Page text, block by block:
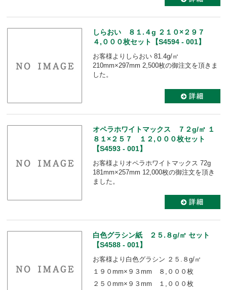
しらおい ８１.４g ２１０×２９７
４,０００枚セット【S4594 - 001】
お客様よりしらおい 81.4g/㎡
210mm×297mm 2,500枚の御注文を頂きま
した。
オペラホワイトマックス ７２g/㎡ １
８１×２５７ １２,０００枚セット
【S4593 - 001】
お客様よりオペラホワイトマックス 72g
181mm×257mm 12,000枚の御注文を頂き
ました。
白色グラシン紙 ２５.８g/㎡ セット
【S4588 - 001】
お客様より白色グラシン ２５.８g/㎡
１９０mm×９３mm ８,０００枚
２５０mm×９３mm １,０００枚